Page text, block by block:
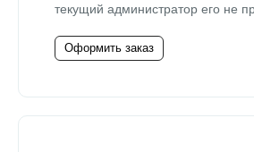
текущий администратор его не
Оформить заказ